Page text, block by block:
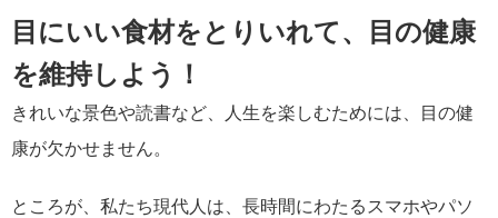
目にいい食材をとりいれて、目の健康
を維持しよう！
きれいな景色や読書など、人生を楽しむためには、目の健
康が欠かせません。
ところが、私たち現代人は、長時間にわたるスマホやパソ